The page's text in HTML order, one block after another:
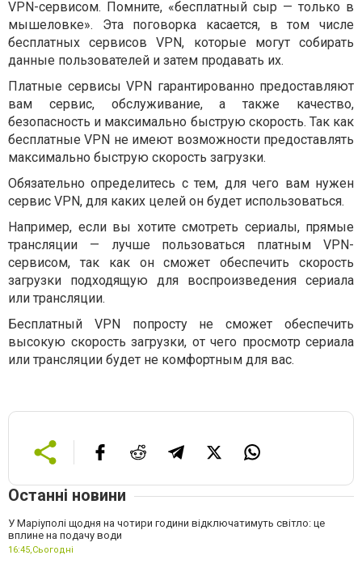
VPN-сервисом. Помните, «бесплатный сыр — только в
мышеловке». Эта поговорка касается, в том числе
бесплатных сервисов VPN, которые могут собирать
данные пользователей и затем продавать их.
Платные сервисы VPN гарантированно предоставляют
вам сервис, обслуживание, а также качество,
безопасность и максимально быструю скорость. Так как
бесплатные VPN не имеют возможности предоставлять
максимально быструю скорость загрузки.
Обязательно определитесь с тем, для чего вам нужен
сервис VPN, для каких целей он будет использоваться.
Например, если вы хотите смотреть сериалы, прямые
трансляции — лучше пользоваться платным VPN-
сервисом, так как он сможет обеспечить скорость
загрузки подходящую для воспроизведения сериала
или трансляции.
Бесплатный VPN попросту не сможет обеспечить
высокую скорость загрузки, от чего просмотр сериала
или трансляции будет не комфортным для вас.
Останні новини
У Маріуполі щодня на чотири години відключатимуть світло: це
вплине на подачу води
16:45,Сьогодні